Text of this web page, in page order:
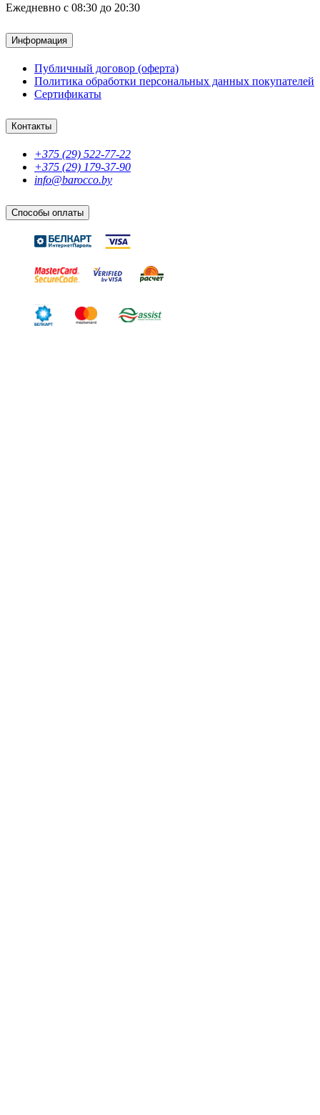
Ежедневно с 08:30 до 20:30
Информация
Публичный договор (оферта)
Политика обработки персональных данных покупателей
Сертификаты
Контакты
+375 (29) 522-77-22
+375 (29) 179-37-90
info@barocco.by
Способы оплаты